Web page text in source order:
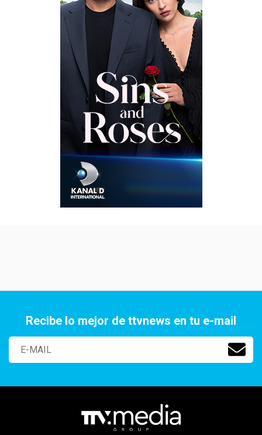
Recibe lo mejor de ttvnews en tu e-mail